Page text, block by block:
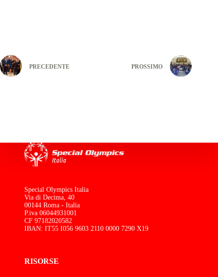
PRECEDENTE PROSSIMO
Special Olympics Italia
Via di Decima, 40
00144 Roma - Italia
P.iva 06044931001
CF 97182020582
IBAN: IT55 I056 9603 2110 0000 7290 X19
RISORSE